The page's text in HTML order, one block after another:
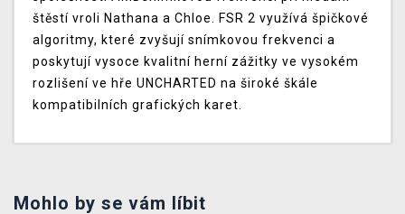
štěstí vroli Nathana a Chloe. FSR 2 využívá špičkové
algoritmy, které zvyšují snímkovou frekvenci a
poskytují vysoce kvalitní herní zážitky ve vysokém
rozlišení ve hře UNCHARTED na široké škále
kompatibilních grafických karet.
Mohlo by se vám líbit